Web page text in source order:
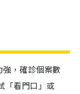
，確診個案數
「看門口」或